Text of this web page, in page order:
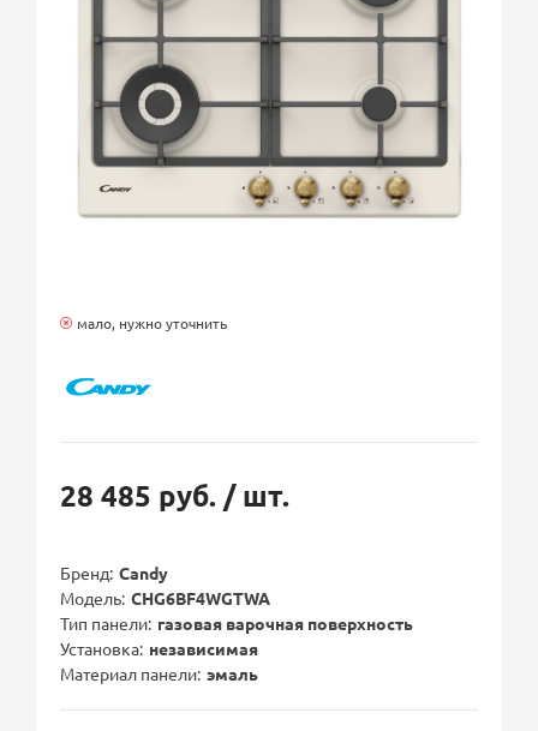
мало, нужно уточнить
28 485 руб. / шт.
Бренд Candy
Модель CHG6BF4WGTWA
Тип панели газовая варочная поверхность
Установка независимая
Материал панели эмаль